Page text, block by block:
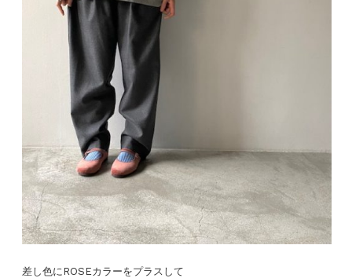
差し色にROSEカラーをプラスして